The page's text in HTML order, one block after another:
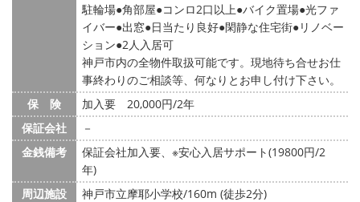
駐輪場 角部屋 コンロ2口以上 バイク置場 光ファ
イバー 出窓 日当たり良好 閑静な住宅街 リノベー
ション 2人入居可
神戸市内の全物件取扱可能です。現地待ち合せお仕
事終わりのご相談等、何なりとお申し付け下さい。
保 険
加入要 20,000円/2年
保証会社
－
金銭備考
保証会社加入要、※安心入居サポート(19800円/2
年)
周辺施設
神戸市立摩耶小学校/160m (徒歩2分)